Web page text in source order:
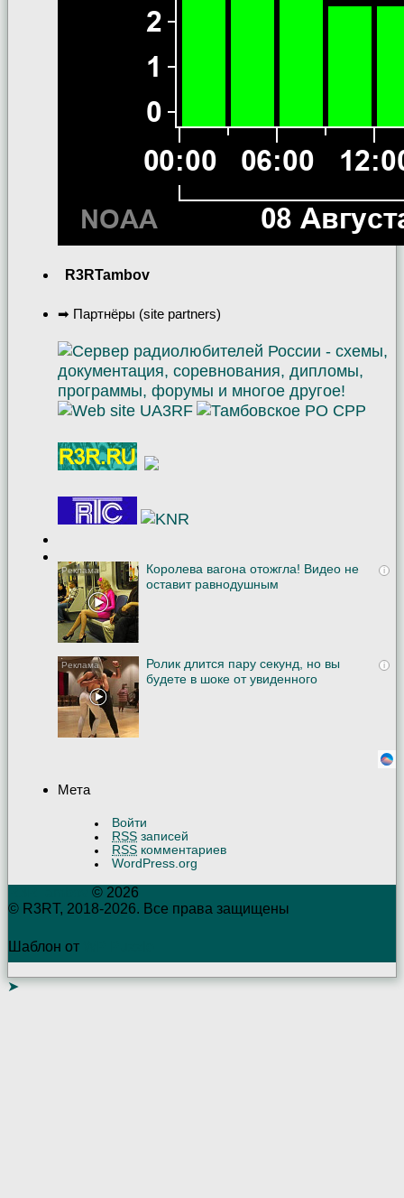
R3RTambov
➡ Партнёры (site partners)
i
Королева вагона отожгла! Видео не
оставит равнодушным
i
Ролик длится пару секунд, но вы
будете в шоке от увиденного
Мета
Войти
RSS записей
RSS комментариев
WordPress.org
© 2026
© R3RT, 2018-2026. Все права защищены
Шаблон от
➤